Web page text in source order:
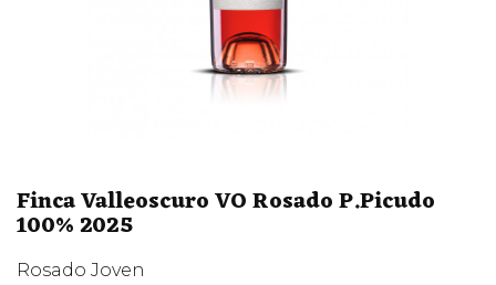
Finca Valleoscuro VO Rosado P.Picudo
100% 2025
Rosado Joven